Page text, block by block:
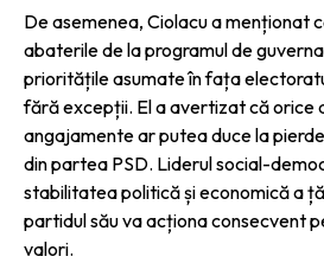
De asemenea, Ciolacu a menționat
abaterile de la programul de
prioritățile asumate în fața
fără excepții. El a avertizat că orice
angajamente ar putea duce la
din partea PSD. Liderul social-
stabilitatea politică și economică a
partidul său va acționa consecvent
valori.